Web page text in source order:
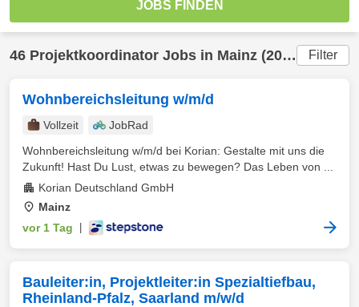
46 Projektkoordinator Jobs in Mainz (20 km) gefunden Filter
Wohnbereichsleitung w/m/d
Vollzeit
JobRad
Wohnbereichsleitung w/m/d bei Korian: Gestalte mit uns die
Zukunft! Hast Du Lust, etwas zu bewegen? Das Leben von ...
Korian Deutschland GmbH
Mainz
vor 1 Tag
Bauleiter:in, Projektleiter:in Spezialtiefbau,
Rheinland-Pfalz, Saarland m/w/d